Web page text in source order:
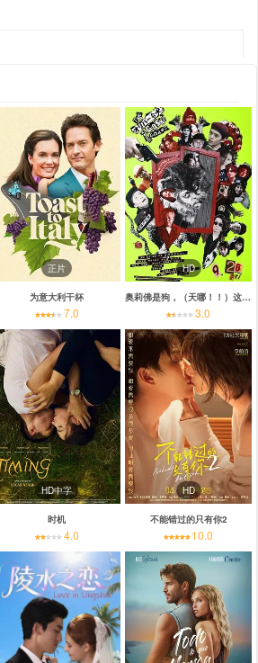
正片
为意大利干杯
7.0
HD
奥莉佛是狗，（天哪！！）这家伙电影版
3.0
HD中字
时机
4.0
HD
不能错过的只有你2
10.0